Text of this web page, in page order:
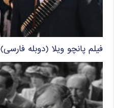
فیلم پانچو ویلا (دوبله فارسی)